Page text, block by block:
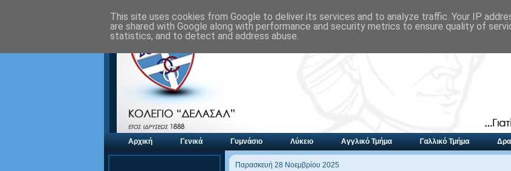
Αρχική Γενικά Γυμνάσιο Λύκειο Αγγλικό Τμήμα Γαλλικό Τμήμα
Παρασκευή 28 Νοεμβρίου 2025
This site uses cookies from Google to deliver its services and to analyze traffic. Your IP
are shared with Google along with performance and security metrics to ensure quality of
statistics, and to detect and address abuse.